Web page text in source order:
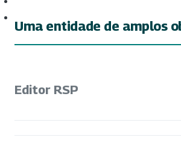
Uma entidade de amplos
Editor RSP